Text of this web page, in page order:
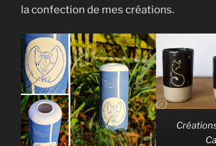
la confection de mes créations.